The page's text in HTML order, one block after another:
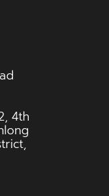
4th